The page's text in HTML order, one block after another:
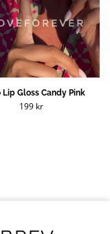
Lip Gloss Candy Pink
199 kr